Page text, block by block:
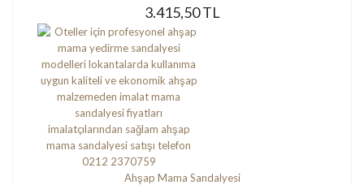
3.415,50 TL
Ahşap Mama Sandalyesi